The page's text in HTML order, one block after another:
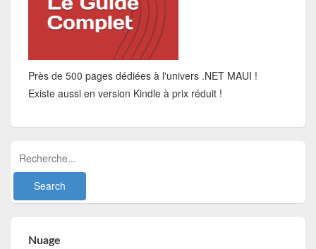
Près de 500 pages dédiées à l'univers .NET MAUI !
Existe aussi en version Kindle à prix réduit !
Nuage